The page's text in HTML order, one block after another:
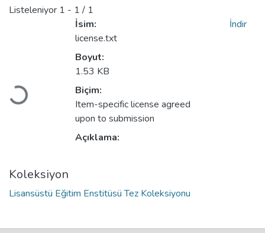
Listeleniyor 1 - 1 / 1
Yükleniyor...
İsim:
license.txt
Boyut:
1.53 KB
Biçim:
Item-specific license agreed
upon to submission
Açıklama:
İndir
Koleksiyon
Lisansüstü Eğitim Enstitüsü Tez Koleksiyonu